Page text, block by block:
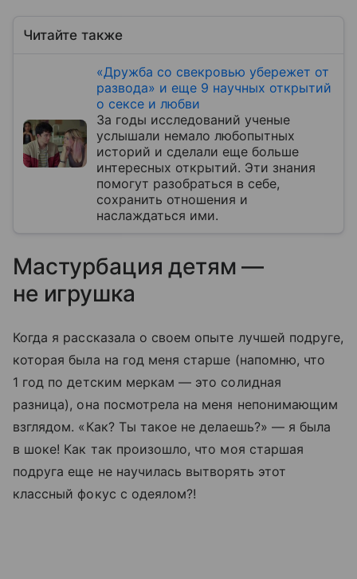
Читайте также
«Дружба со свекровью убережет от
развода» и еще 9 научных открытий
о сексе и любви
За годы исследований ученые
услышали немало любопытных
историй и сделали еще больше
интересных открытий. Эти знания
помогут разобраться в себе,
сохранить отношения и
наслаждаться ими.
Мастурбация детям —
не игрушка
Когда я рассказала о своем опыте лучшей подруге,
которая была на год меня старше (напомню, что
1 год по детским меркам — это солидная
разница), она посмотрела на меня непонимающим
взглядом. «Как? Ты такое не делаешь?» — я была
в шоке! Как так произошло, что моя старшая
подруга еще не научилась вытворять этот
классный фокус с одеялом?!